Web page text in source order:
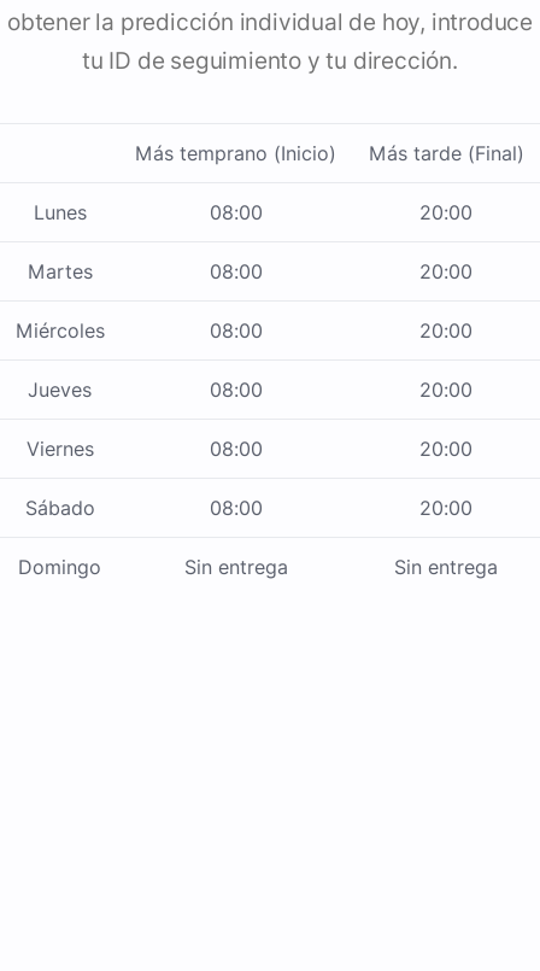
obtener la predicción individual de hoy, introduce
tu ID de seguimiento y tu dirección.
Más temprano (Inicio) Más tarde (Final)
Lunes 08:00 20:00
Martes 08:00 20:00
Miércoles 08:00 20:00
Jueves 08:00 20:00
Viernes 08:00 20:00
Sábado 08:00 20:00
Domingo Sin entrega Sin entrega